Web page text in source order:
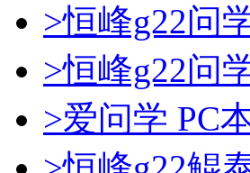
>恒峰g22问
>恒峰g22问
>爱问学 PC